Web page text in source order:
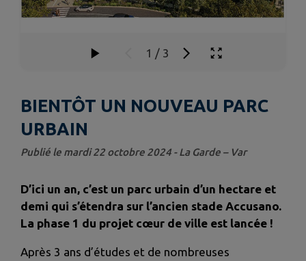
1 / 3
BIENTÔT UN NOUVEAU PARC
URBAIN
Publié le mardi 22 octobre 2024 - La Garde – Var
D’ici un an, c’est un parc urbain d’un hectare et
demi qui s’étendra sur l’ancien stade Accusano.
La phase 1 du projet cœur de ville est lancée !
Après 3 ans d’études et de nombreuses